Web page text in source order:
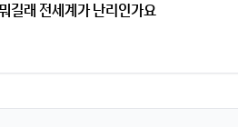
길래 전세계가 난리인가요